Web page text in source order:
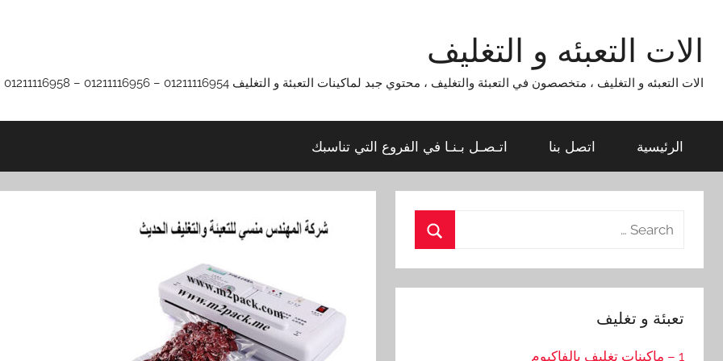
contentالات التعبئه و التغليف
الات التعبئه و التغليف ، متخصصون في التعبئة والتغليف ، محتوي جبد لماكينات التعبئة و التغليف 01211116954 – 01211116956 – 01211116958
الرئيسية اتصل بنا اتـصـل بـنـا في الفروع التي تناسبك
Search
تعبئة و تغليف
1 – ماكينات تغليف بالفاكيوم